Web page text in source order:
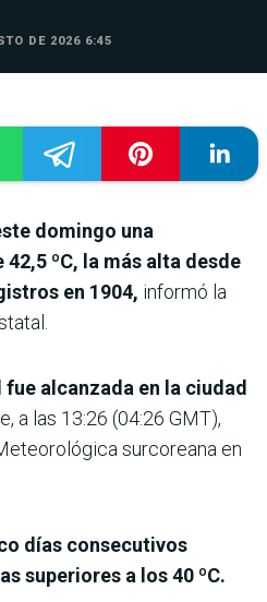
DE 2026 6:45
domingo una
ºC, la más alta desde
en 1904, informó la
alcanzada en la ciudad
a las 13:26 (04:26 GMT),
surcoreana en
días consecutivos
superiores a los 40 ºC.